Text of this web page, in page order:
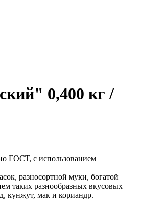
0,400 кг /
ГОСТ, с использованием
разносортной муки, богатой
таких разнообразных вкусовых
кунжут, мак и кориандр.